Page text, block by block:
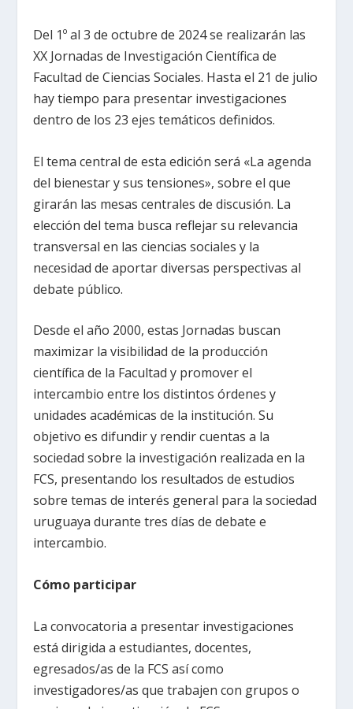
Del 1º al 3 de octubre de 2024 se realizarán las
XX Jornadas de Investigación Científica de
Facultad de Ciencias Sociales. Hasta el 21 de julio
hay tiempo para presentar investigaciones
dentro de los 23 ejes temáticos definidos.
El tema central de esta edición será «La agenda
del bienestar y sus tensiones», sobre el que
girarán las mesas centrales de discusión. La
elección del tema busca reflejar su relevancia
transversal en las ciencias sociales y la
necesidad de aportar diversas perspectivas al
debate público.
Desde el año 2000, estas Jornadas buscan
maximizar la visibilidad de la producción
científica de la Facultad y promover el
intercambio entre los distintos órdenes y
unidades académicas de la institución. Su
objetivo es difundir y rendir cuentas a la
sociedad sobre la investigación realizada en la
FCS, presentando los resultados de estudios
sobre temas de interés general para la sociedad
uruguaya durante tres días de debate e
intercambio.
Cómo participar
La convocatoria a presentar investigaciones
está dirigida a estudiantes, docentes,
egresados/as de la FCS así como
investigadores/as que trabajen con grupos o